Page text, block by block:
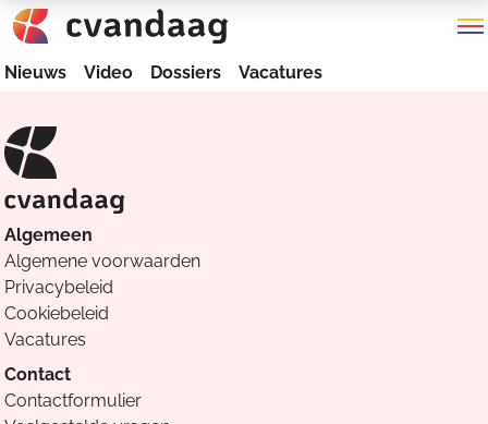
Nieuws Video Dossiers Vacatures
Algemeen
Algemene voorwaarden
Privacybeleid
Cookiebeleid
Vacatures
Contact
Contactformulier